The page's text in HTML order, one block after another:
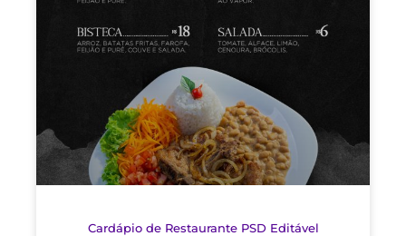
Cardápio de Restaurante PSD Editável